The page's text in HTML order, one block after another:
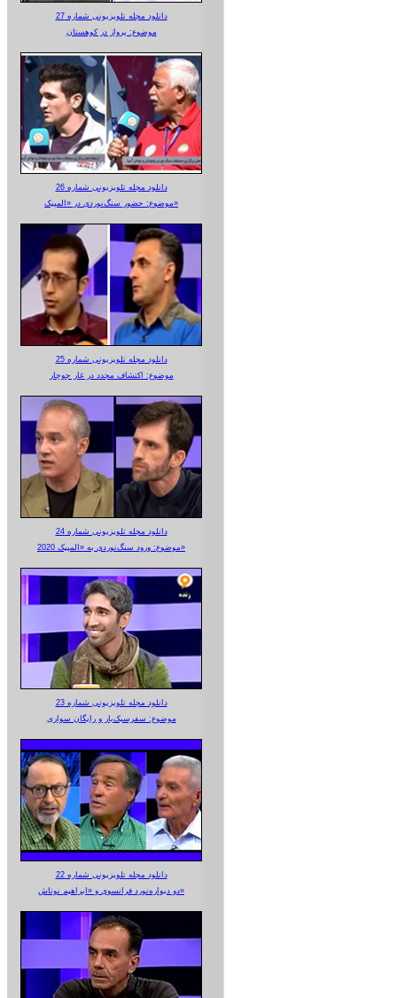
دانلود مجله تلویزیونی شماره 27
موضوع: پرواز در کوهستان
دانلود مجله تلویزیونی شماره 26
موضوع: حضور سنگ‌نوردی در «المپیک»
دانلود مجله تلویزیونی شماره 25
موضوع: اکتشاف مجدد در غار جوجار
دانلود مجله تلویزیونی شماره 24
موضوع: ورود سنگ‌نوردی به «المپیک 2020»
دانلود مجله تلویزیونی شماره 23
موضوع: سفرسبک‌بار و رایگان سواری
دانلود مجله تلویزیونی شماره 22
دو دیواره‌نورد فرانسوی و «ابراهیم نوتاش»